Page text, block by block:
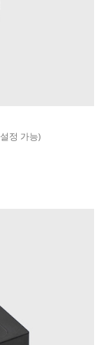
정 가능)